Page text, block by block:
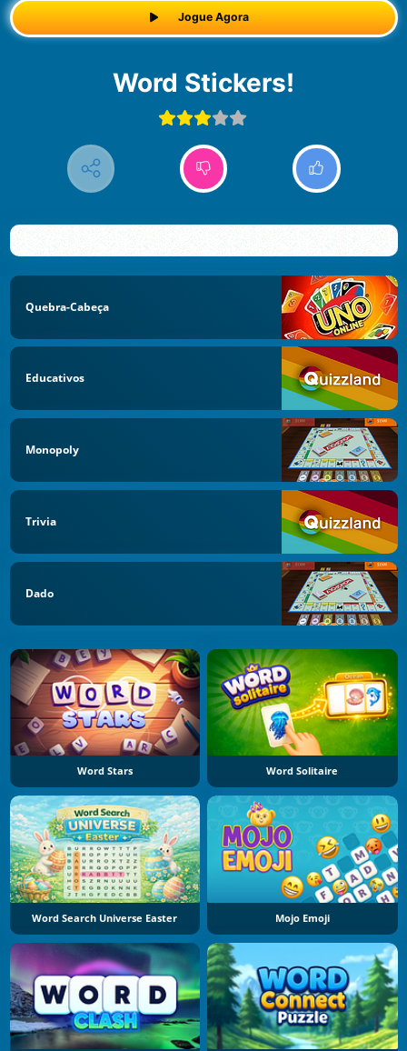
Jogue Agora
Word Stickers!
Quebra-Cabeça
Educativos
Monopoly
Trivia
Dado
Word Stars Word Solitaire
Word Search Universe Easter Mojo Emoji